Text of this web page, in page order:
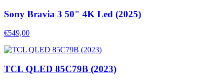
Sony Bravia 3 50" 4K Led (2025)
€549,00
TCL QLED 85C79B (2023)